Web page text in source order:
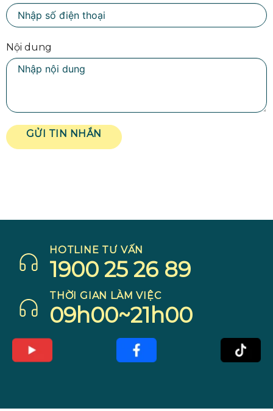
Nội dung
GỬI TIN NHẮN
HOTLINE TƯ VẤN
1900 25 26 89
THỜI GIAN LÀM VIỆC
09h00~21h00